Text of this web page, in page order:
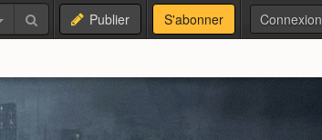
Publier S'abonner Connexion